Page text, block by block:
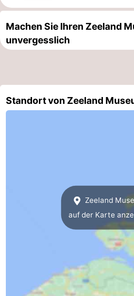
Brouwershaven
-
Bruinisse
-
Zierikzee
-
Oosterschelde
Burgh
-
Natur
Machen Sie Ihren Zeeland
unvergesslich
Standort von Zeeland
Zeeland
auf der Karte